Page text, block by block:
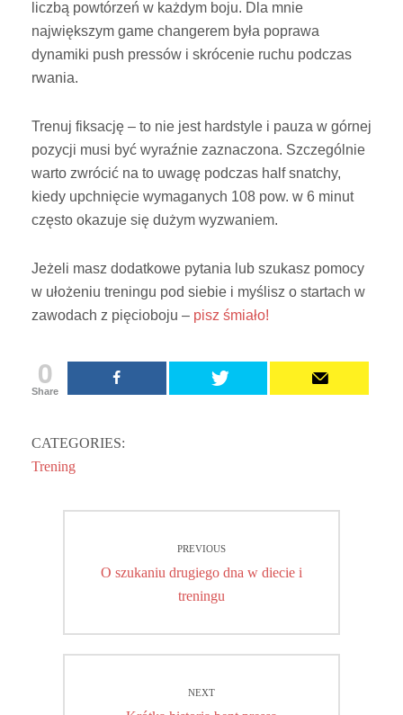
liczbą powtórzeń w każdym boju. Dla mnie
największym game changerem była poprawa
dynamiki push pressów i skrócenie ruchu podczas
rwania.
Trenuj fiksację – to nie jest hardstyle i pauza w górnej
pozycji musi być wyraźnie zaznaczona. Szczególnie
warto zwrócić na to uwagę podczas half snatchy,
kiedy upchnięcie wymaganych 108 pow. w 6 minut
często okazuje się dużym wyzwaniem.
Jeżeli masz dodatkowe pytania lub szukasz pomocy
w ułożeniu treningu pod siebie i myślisz o startach w
zawodach z pięcioboju – pisz śmiało!
0
Share
CATEGORIES:
Trening
wpisu
PREVIOUS
Previous
O szukaniu drugiego dna w diecie i
treningu
NEXT